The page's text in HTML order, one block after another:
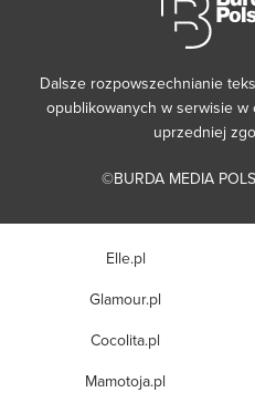
Dalsze rozpowszechnianie
opublikowanych w serwisie w
uprzedniej
©BURDA MEDIA
Elle.pl
Glamour.pl
Cocolita.pl
Mamotoja.pl